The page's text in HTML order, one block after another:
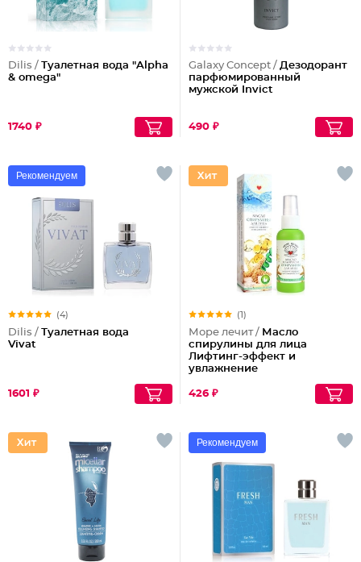
Dilis / Туалетная вода "Alpha
& omega"
1740 ₽
Galaxy Concept / Дезодорант
парфюмированный
мужской Invict
490 ₽
Рекомендуем
(4)
Dilis / Туалетная вода
Vivat
1601 ₽
(1)
Море лечит / Масло
спирулины для лица
Лифтинг-эффект и
увлажнение
426 ₽
Рекомендуем